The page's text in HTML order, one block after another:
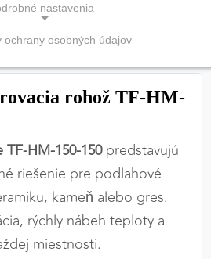
rohož TF-HM-
HM-150-150predstavujú
riešenie pre podlahové
kameň alebo gres.
rýchly nábeh teploty a
miestnosti.
nastavenia
vypnúť)
na správne fungovanie
bez nich by nebolo možné
funkčnosť.
COOKIES
ochrany osobných údajov